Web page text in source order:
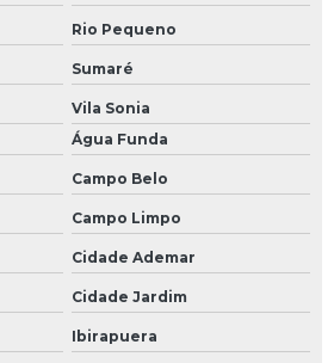
Rio Pequeno
Sumaré
Vila Sonia
Água Funda
Campo Belo
Campo Limpo
Cidade Ademar
Cidade Jardim
Ibirapuera